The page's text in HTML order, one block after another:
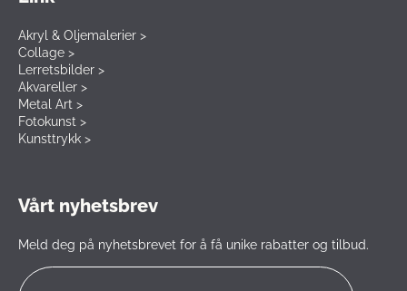
Akryl & Oljemalerier >
Collage >
Lerretsbilder >
Akvareller >
Metal Art >
Fotokunst >
Kunsttrykk >
Vårt nyhetsbrev
Meld deg på nyhetsbrevet for å få unike rabatter og tilbud.